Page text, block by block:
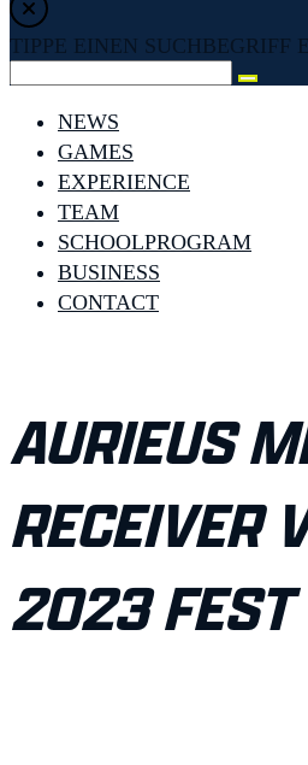
TIPPE EINEN SUCHBEGRIFF
NEWS
GAMES
EXPERIENCE
TEAM
SCHOOLPROGRAM
BUSINESS
CONTACT
AURIEUS
RECEIVER
2023 FEST